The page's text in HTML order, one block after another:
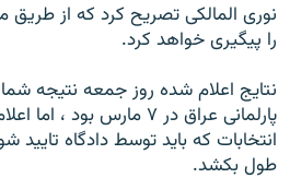
نوری المالکی تصریح کرد که از طریق
را پیگیری خواهد کرد.
پارلمانی عراق در ۷ مارس بود
انتخابات که بايد توسط دادگاه
طول بکشد.